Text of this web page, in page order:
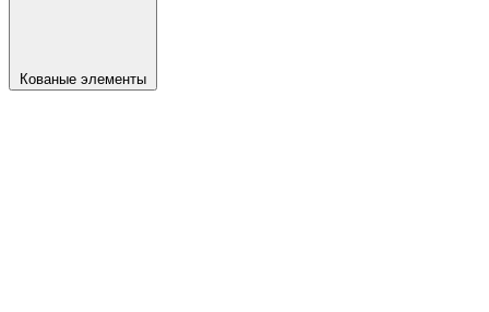
Кованые элементы